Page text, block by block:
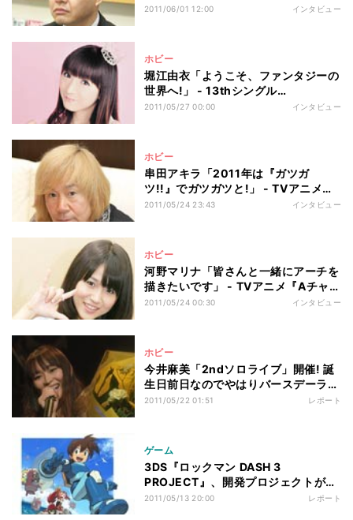
キッズステーションで6月27日より放
2011/06/01 12:00 インタビュー
ホビー
堀江由衣「ようこそ、ファンタジーの
世界へ!」 - 13thシングル
「PRESENTER」リリース
2011/05/27 00:00 インタビュー
ホビー
串田アキラ「2011年は『ガツガ
ツ!!』でガツガツと!」 - TVアニメ
『トリコ』OPテーマ「ガツガ
2011/05/24 23:43 インタビュー
ホビー
河野マリナ「皆さんと一緒にアーチを
描きたいです」 - TVアニメ『Aチャン
ネル』主題歌「Morning Arch」、5
2011/05/24 00:30 インタビュー
ホビー
今井麻美「2ndソロライブ」開催! 誕
生日前日なのでやはりバースデーライ
ブ!?
2011/05/22 01:51 レポート
ゲーム
3DS『ロックマン DASH 3
PROJECT』、開発プロジェクトが
着々と進行中
2011/05/13 20:00 レポート